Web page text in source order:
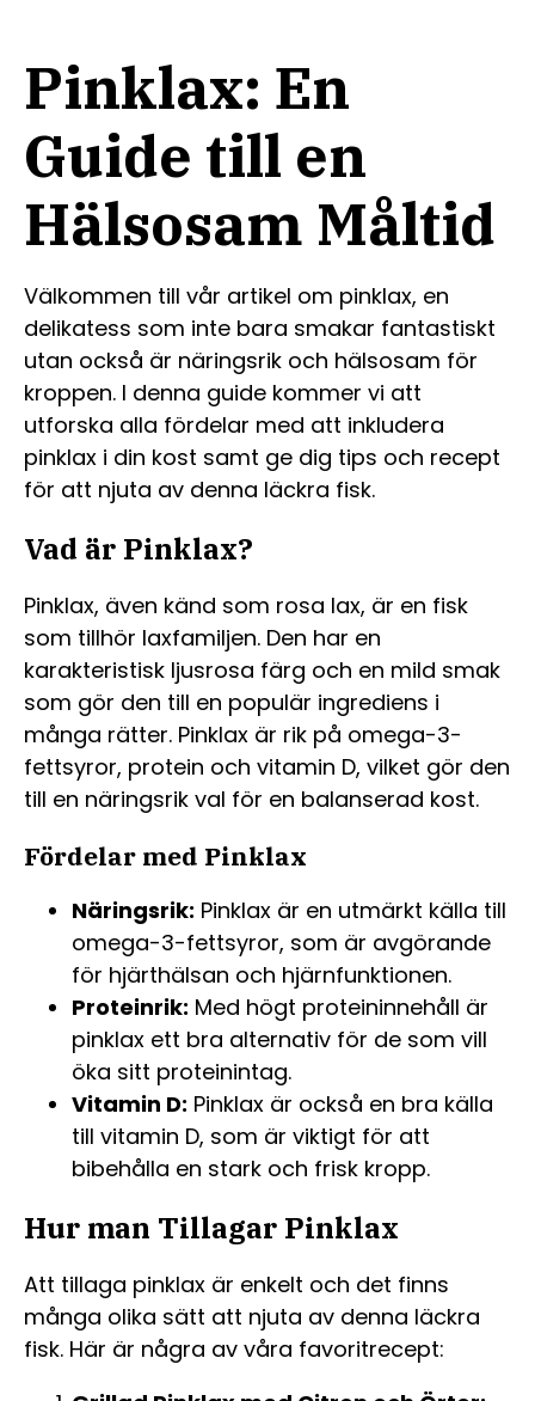
Pinklax: En
Guide till en
Hälsosam Måltid
Välkommen till vår artikel om pinklax, en
delikatess som inte bara smakar fantastiskt
utan också är näringsrik och hälsosam för
kroppen. I denna guide kommer vi att
utforska alla fördelar med att inkludera
pinklax i din kost samt ge dig tips och recept
för att njuta av denna läckra fisk.
Vad är Pinklax?
Pinklax, även känd som rosa lax, är en fisk
som tillhör laxfamiljen. Den har en
karakteristisk ljusrosa färg och en mild smak
som gör den till en populär ingrediens i
många rätter. Pinklax är rik på omega-3-
fettsyror, protein och vitamin D, vilket gör den
till en näringsrik val för en balanserad kost.
Fördelar med Pinklax
Näringsrik: Pinklax är en utmärkt källa till
omega-3-fettsyror, som är avgörande
för hjärthälsan och hjärnfunktionen.
Proteinrik: Med högt proteininnehåll är
pinklax ett bra alternativ för de som vill
öka sitt proteinintag.
Vitamin D: Pinklax är också en bra källa
till vitamin D, som är viktigt för att
bibehålla en stark och frisk kropp.
Hur man Tillagar Pinklax
Att tillaga pinklax är enkelt och det finns
många olika sätt att njuta av denna läckra
fisk. Här är några av våra favoritrecept: